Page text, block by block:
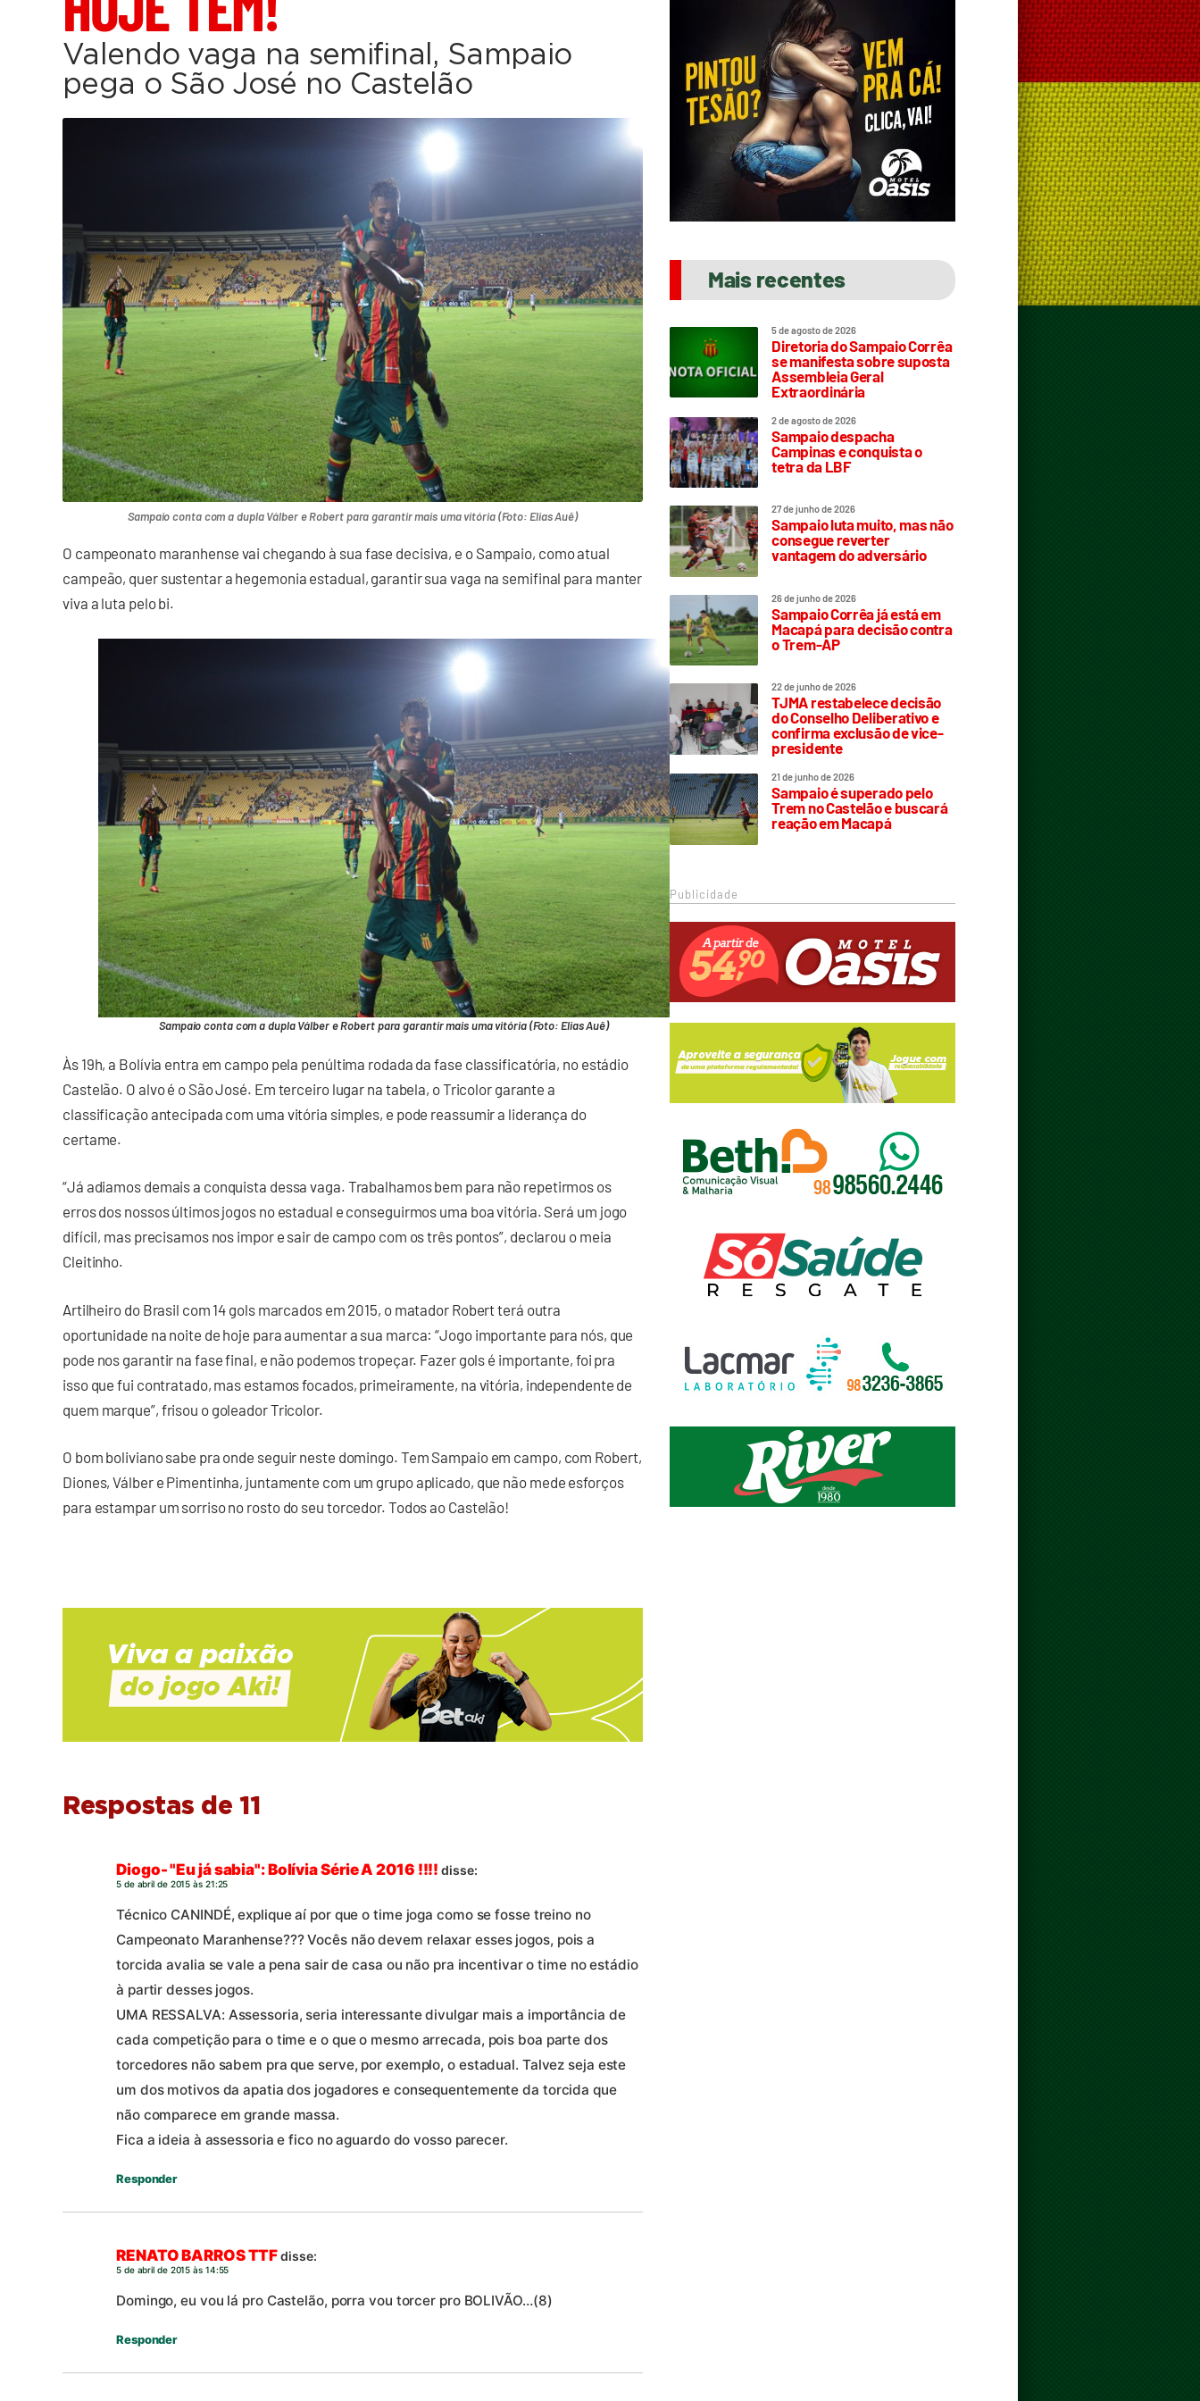
Valendo vaga na semifinal, Sampaio
pega o São José no Castelão
Sampaio conta com a dupla Válber e Robert para garantir mais uma vitória (Foto: Elias Auê)
O campeonato maranhense vai chegando à sua fase decisiva, e o Sampaio, como atual
campeão, quer sustentar a hegemonia estadual, garantir sua vaga na semifinal para manter
viva a luta pelo bi.
Sampaio conta com a dupla Válber e Robert para garantir mais uma vitória (Foto: Elias Auê)
Às 19h, a Bolívia entra em campo pela penúltima rodada da fase classificatória, no estádio
Castelão. O alvo é o São José. Em terceiro lugar na tabela, o Tricolor garante a
classificação antecipada com uma vitória simples, e pode reassumir a liderança do
certame.
“Já adiamos demais a conquista dessa vaga. Trabalhamos bem para não repetirmos os
erros dos nossos últimos jogos no estadual e conseguirmos uma boa vitória. Será um jogo
difícil, mas precisamos nos impor e sair de campo com os três pontos”, declarou o meia
Cleitinho.
Artilheiro do Brasil com 14 gols marcados em 2015, o matador Robert terá outra
oportunidade na noite de hoje para aumentar a sua marca: “Jogo importante para nós, que
pode nos garantir na fase final, e não podemos tropeçar. Fazer gols é importante, foi pra
isso que fui contratado, mas estamos focados, primeiramente, na vitória, independente de
quem marque”, frisou o goleador Tricolor.
O bom boliviano sabe pra onde seguir neste domingo. Tem Sampaio em campo, com Robert,
Diones, Válber e Pimentinha, juntamente com um grupo aplicado, que não mede esforços
para estampar um sorriso no rosto do seu torcedor. Todos ao Castelão!
Respostas de 11
Diogo- "Eu já sabia": Bolívia Série A 2016 !!!! disse:
5 de abril de 2015 às 21:25
Técnico CANINDÉ, explique aí por que o time joga como se fosse treino no
Campeonato Maranhense??? Vocês não devem relaxar esses jogos, pois a
torcida avalia se vale a pena sair de casa ou não pra incentivar o time no estádio
à partir desses jogos.
UMA RESSALVA: Assessoria, seria interessante divulgar mais a importância de
cada competição para o time e o que o mesmo arrecada, pois boa parte dos
torcedores não sabem pra que serve, por exemplo, o estadual. Talvez seja este
um dos motivos da apatia dos jogadores e consequentemente da torcida que
não comparece em grande massa.
Fica a ideia à assessoria e fico no aguardo do vosso parecer.
Responder
RENATO BARROS TTFdisse:
5 de abril de 2015 às 14:55
Domingo, eu vou lá pro Castelão, porra vou torcer pro BOLIVÃO…(8)
Responder
Mais recentes
5 de agosto de 2026
Diretoria do Sampaio Corrêa
se manifesta sobre suposta
Assembleia Geral
Extraordinária
2 de agosto de 2026
Sampaio despacha
Campinas e conquista o
tetra da LBF
27 de junho de 2026
Sampaio luta muito, mas não
consegue reverter
vantagem do adversário
26 de junho de 2026
Sampaio Corrêa já está em
Macapá para decisão contra
o Trem-AP
22 de junho de 2026
TJMA restabelece decisão
do Conselho Deliberativo e
confirma exclusão de vice-
presidente
21 de junho de 2026
Sampaio é superado pelo
Trem no Castelão e buscará
reação em Macapá
Publicidade